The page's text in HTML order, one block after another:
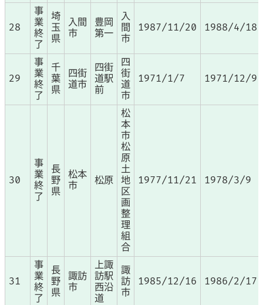
28
事
業
終
了
埼
玉
県
入間
市
豊岡
第一
入
間
市
1987/11/20 1988/4/18
29
事
業
終
了
千
葉
県
四街
道市
四街
道駅
前
四
街
道
市
1971/1/7 1971/12/9
30
事
業
終
了
長
野
県
松本
市
松原
松
本
市
松
原
土
地
区
画
整
理
組
合
1977/11/21 1978/3/9
31
事
業
終
了
長
野
県
諏訪
市
上諏
訪駅
西沿
道
諏
訪
市
1985/12/16 1986/2/17